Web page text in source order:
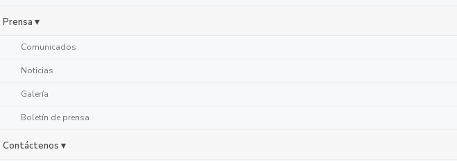
Prensa ▾
Comunicados
Noticias
Galería
Boletín de prensa
Contáctenos ▾